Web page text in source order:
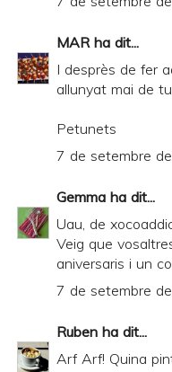
MARha dit...
I desprès de fer
allunyat mai de tu
Petunets
7 de setembre
Gemma ha dit...
Uau, de
Veig que
aniversaris i un
7 de setembre
Ruben ha dit...
Arf Arf! Quina